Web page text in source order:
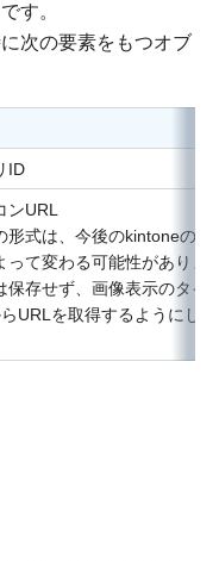
す。
次の要素をもつオブ
ID
ンURL
形式は、今後のkintoneのア
って変わる可能性がありま
保存せず、画像表示のタイ
URLを取得するようにし